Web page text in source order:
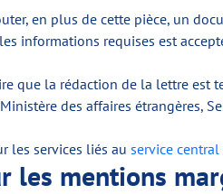
en plus de cette pièce, un
informations requises est
que la rédaction de la lettre
des affaires étrangères,
les services liés au service central
les mentions